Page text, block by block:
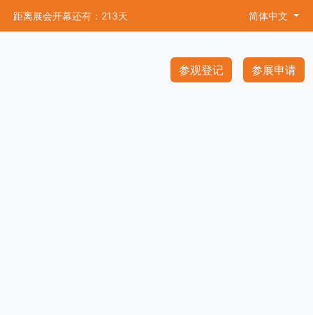
距离展会开幕还有：213天 简体中文
参观登记 参展申请